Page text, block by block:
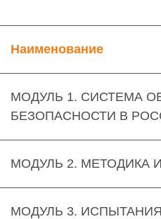
Наименование
МОДУЛЬ 1. СИСТЕМА
БЕЗОПАСНОСТИ В
МОДУЛЬ 2. МЕТОДИКА
МОДУЛЬ 3.